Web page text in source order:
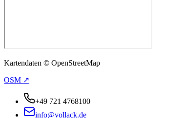
Kartendaten © OpenStreetMap
OSM ↗
+49 721 4768100
info@vollack.de